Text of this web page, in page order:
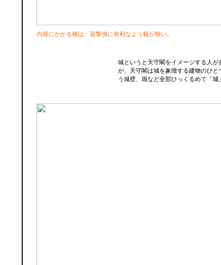
内堀にかかる橋は、迎撃側に有利なよう幅が狭い。
城というと天守閣をイメージする人が
が、天守閣は城を象徴する建物のひと
う城壁、堀など全部ひっくるめて「城